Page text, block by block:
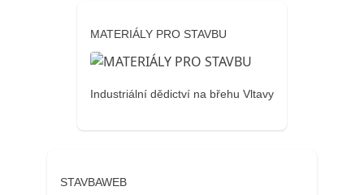
MATERIÁLY PRO STAVBU
Industriální dědictví na břehu Vltavy
STAVBAWEB